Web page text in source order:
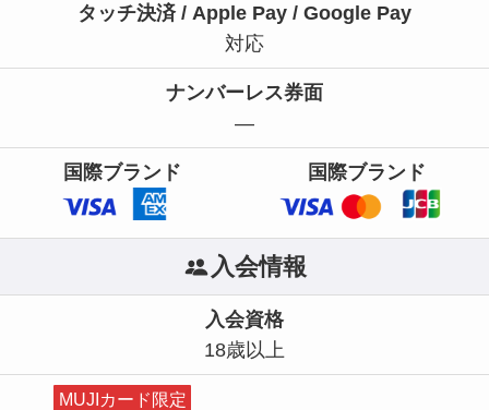
タッチ決済 / Apple Pay / Google Pay
対応
ナンバーレス券面
—
国際ブランド 国際ブランド
入会情報
入会資格
18歳以上
MUJIカード限定